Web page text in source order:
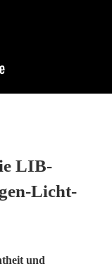
LIB-
Licht-
und